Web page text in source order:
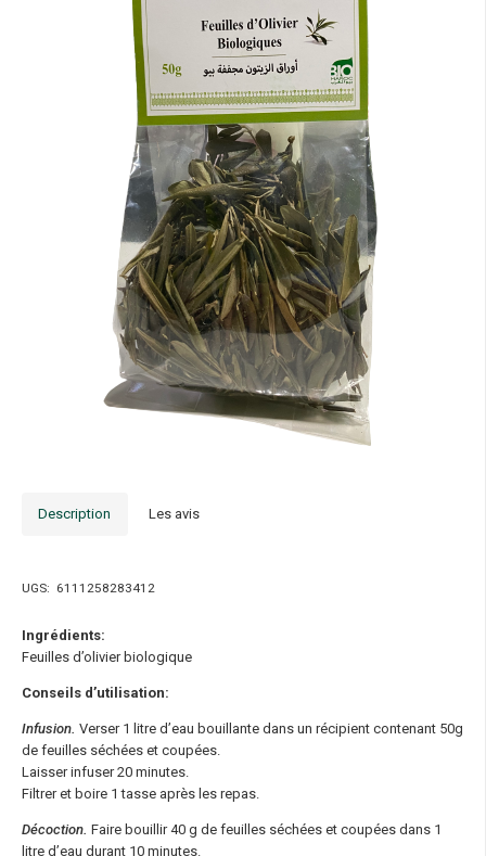
Description Les avis
UGS: 6111258283412
Ingrédients:
Feuilles d’olivier biologique
Conseils d’utilisation:
Infusion. Verser 1 litre d’eau bouillante dans un récipient contenant 50g
de feuilles séchées et coupées.
Laisser infuser 20 minutes.
Filtrer et boire 1 tasse après les repas.
Décoction. Faire bouillir 40 g de feuilles séchées et coupées dans 1
litre d’eau durant 10 minutes.